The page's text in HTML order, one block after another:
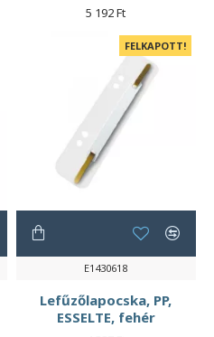
5 192 Ft
FELKAPOTT!
E1430618
Lefűzőlapocska, PP,
ESSELTE, fehér